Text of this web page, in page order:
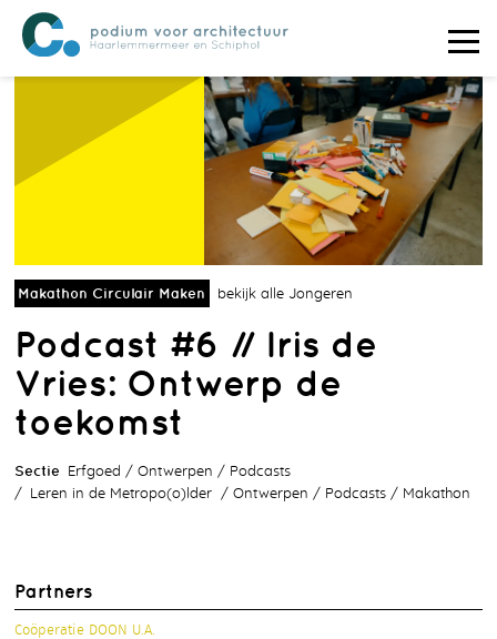
Makathon Circulair Maken bekijk alle Jongeren
Podcast #6 // Iris de
Vries: Ontwerp de
toekomst
Sectie Erfgoed Ontwerpen
Podcasts
Leren in de Metropo(o)lder
Ontwerpen Podcasts Makathon
Partners
Coöperatie DOON U.A.